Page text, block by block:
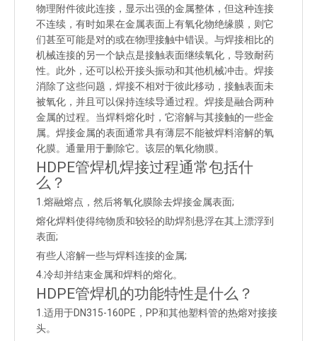
物理附件彼此连接，显示出强的金属整体，但这种连接
不连续，有时如果在金属表面上有氧化物绝缘膜，则它
们甚至可能是对的或在物理接触中错误。与焊接相比的
机械连接的另一个缺点是接触表面继续氧化，导致耐药
性。此外，还可以松开接头振动和其他机械冲击。焊接
消除了这些问题，焊接不相对于彼此移动，接触表面未
被氧化，并且可以保持连续导通过程。焊接是融合两种
金属的过程。当焊料熔化时，它溶解与其接触的一些金
属。焊接金属的表面通常具有薄层不能被焊料溶解的氧
化膜。通量用于删除它。该层的氧化物膜。
HDPE管焊机焊接过程通常包括什
么？
1.熔融熔点，然后将氧化膜除去焊接金属表面;
熔化焊料使得纯物质和较轻的助焊剂悬浮在其上漂浮到
表面;
有些人溶解一些与焊料连接的金属;
4.冷却并结束金属和焊料的熔化。
HDPE管焊机的功能特性是什么？
1.适用于DN315-160PE，PP和其他塑料管的热熔对接接
头。